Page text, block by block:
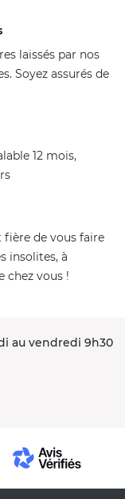
laissés par nos
Soyez assurés de
12 mois,
fière de vous faire
insolites, à
chez vous !
au vendredi 9h30